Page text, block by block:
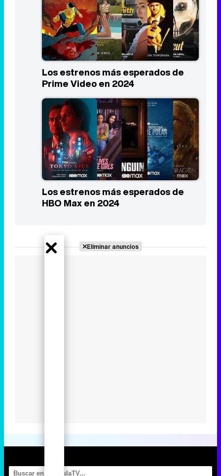
Los estrenos más esperados de
Prime Video en 2024
Los estrenos más esperados de
HBO Max en 2024
Eliminar anuncios